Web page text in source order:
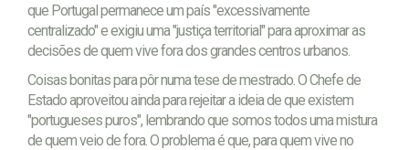
que Portugal permanece um país "excessivamente
centralizado" e exigiu uma "justiça territorial" para aproximar as
decisões de quem vive fora dos grandes centros urbanos.
Coisas bonitas para pôr numa tese de mestrado. O Chefe de
Estado aproveitou ainda para rejeitar a ideia de que existem
"portugueses puros", lembrando que somos todos uma mistura
de quem veio de fora. O problema é que, para quem vive no